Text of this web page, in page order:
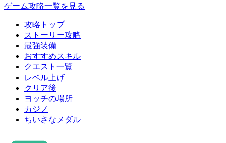
ゲーム攻略一覧を見る
攻略トップ
ストーリー攻略
最強装備
おすすめスキル
クエスト一覧
レベル上げ
クリア後
ヨッチの場所
カジノ
ちいさなメダル